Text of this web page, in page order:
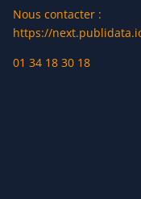
une déco de Noël
Nous contacter :
https://
01 34 18 30 18